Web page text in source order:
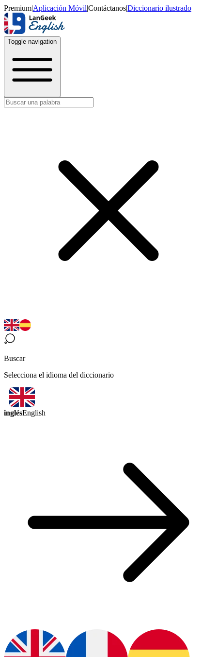
Premium|Aplicación Móvil|Contáctanos|Diccionario ilustrado
Toggle navigation
Buscar
Selecciona el idioma del diccionario
inglésEnglish